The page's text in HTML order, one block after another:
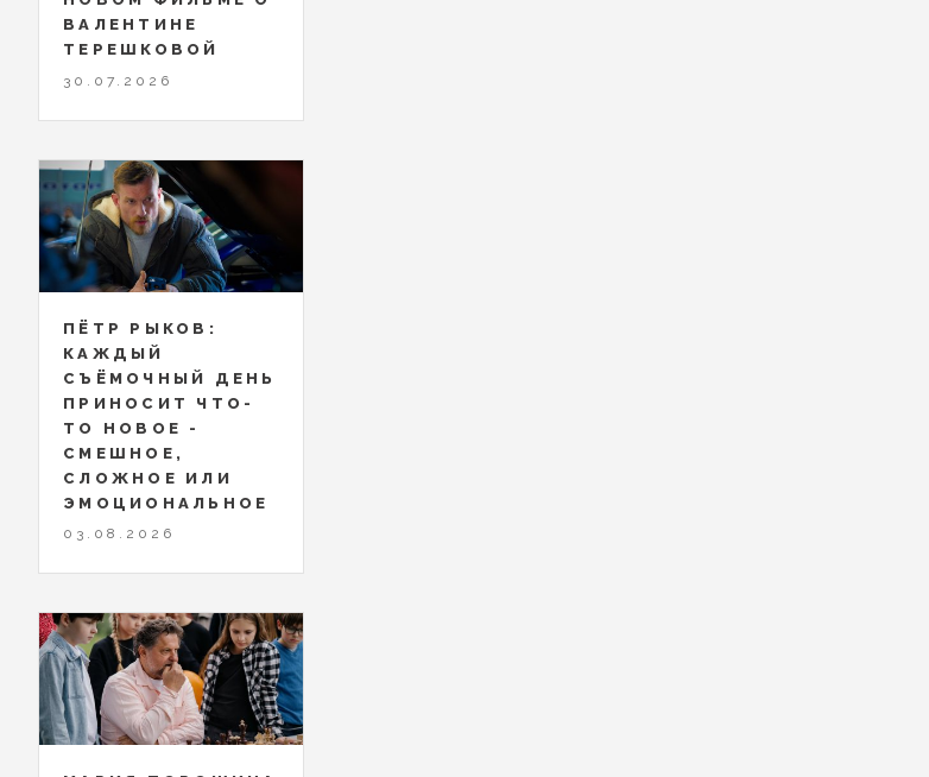
ВАЛЕНТИНЕ
ТЕРЕШКОВОЙ
30.07.2026
ПЁТР РЫКОВ:
КАЖДЫЙ
СЪЁМОЧНЫЙ ДЕНЬ
ПРИНОСИТ ЧТО-
ТО НОВОЕ -
СМЕШНОЕ,
СЛОЖНОЕ ИЛИ
ЭМОЦИОНАЛЬНОЕ
03.08.2026